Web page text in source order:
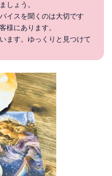
しょう。
イスを聞くのは大切です
様にあります。
ます。ゆっくりと見つけて